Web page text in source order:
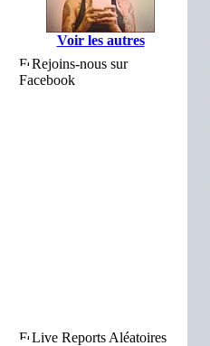
Voir les autres
Rejoins-nous sur
Facebook
Live Reports Aléatoires